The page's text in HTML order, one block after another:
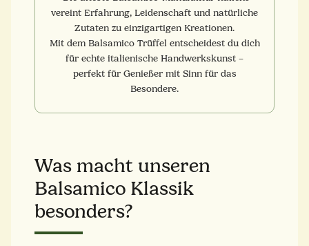
vereint Erfahrung, Leidenschaft und natürliche
Zutaten zu einzigartigen Kreationen.
Mit dem Balsamico Trüffel entscheidest du dich
für echte italienische Handwerkskunst –
perfekt für Genießer mit Sinn für das
Besondere.
Was macht unseren
Balsamico Klassik
besonders?